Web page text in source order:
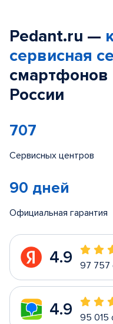
Pedant.ru —
сервисная
смартфонов
России
707
Сервисных центров
90 дней
Официальная гарантия
4.9 97 757
4.9 95 015